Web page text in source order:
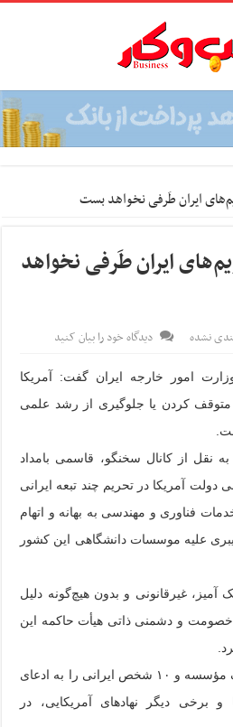
ایران طَرفی نخواهد بست
ایران طَرفی نخواهد
نشده دیدگاه خود را بیان کنید
امور خارجه ایران گفت: آمریکا
متوقف کردن یا جلوگیری از رشد علمی
نقل از کانال سخنگو، قاسمی بامداد
دولت آمریکا در تحریم چند تبعه ایرانی
فناوری و مهندسی به بهانه و اتهام
علیه موسسات دانشگاهی این کشور
آمیز، غیرقانونی و بدون هیچ‌گونه دلیل
خصومت و دشمنی ذاتی هیأت حاکمه این
آمریکا روز گذشته (جمعه) یک مؤسسه و ۱۰ شخص ایرانی را به ادعای
و برخی دیگر نهادهای آمریکایی، در